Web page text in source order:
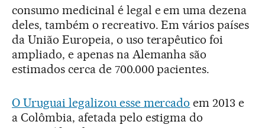
consumo medicinal é legal e em uma dezena
deles, também o recreativo. Em vários países
da União Europeia, o uso terapêutico foi
ampliado, e apenas na Alemanha são
estimados cerca de 700.000 pacientes.
O Uruguai legalizou esse mercado em 2013 e
a Colômbia, afetada pelo estigma do